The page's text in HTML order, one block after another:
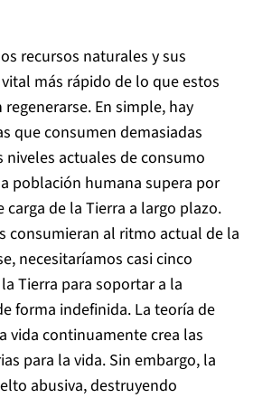
recursos naturales y sus
más rápido de lo que estos
En simple, hay
que consumen demasiadas
niveles actuales de consumo
población humana supera por
carga de la Tierra a largo plazo.
consumieran al ritmo actual de la
necesitaríamos casi cinco
Tierra para soportar a la
forma indefinida. La teoría de
vida continuamente crea las
para la vida. Sin embargo, la
abusiva, destruyendo